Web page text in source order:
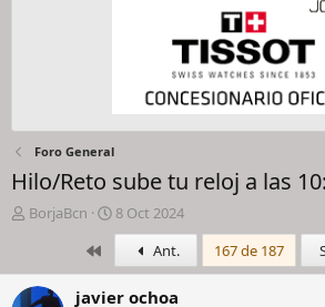
Foro General
Hilo/Reto sube tu reloj a las
I
c
i
BorjaBcn
F
e
h
a
8 Oct 2024
PrimeroAnt. 167 de 187
javier ochoa